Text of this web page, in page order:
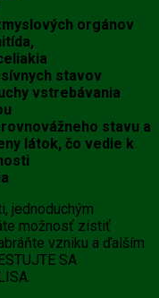
orgánov
stavov
vstrebávania
stavu a
látok, čo vedie k
jednoduchým
možnosť zistiť
vzniku a ďalším
SA